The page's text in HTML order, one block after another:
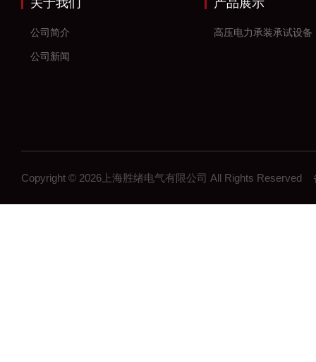
关于我们
公司简介
公司新闻
产品展示
高压电力承装承试设备
Copyright © 2026上海胜绪电气有限公司 All Rights Reserved